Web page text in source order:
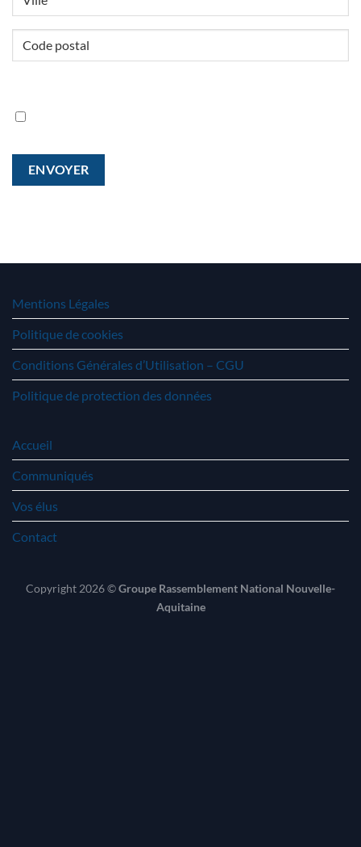
Code
RGPD
Mentions Légales
Politique de cookies
Conditions Générales d’Utilisation – CGU
Politique de protection des données
Accueil
Communiqués
Vos élus
Contact
Copyright 2026 ©Groupe Rassemblement National Nouvelle-
Aquitaine